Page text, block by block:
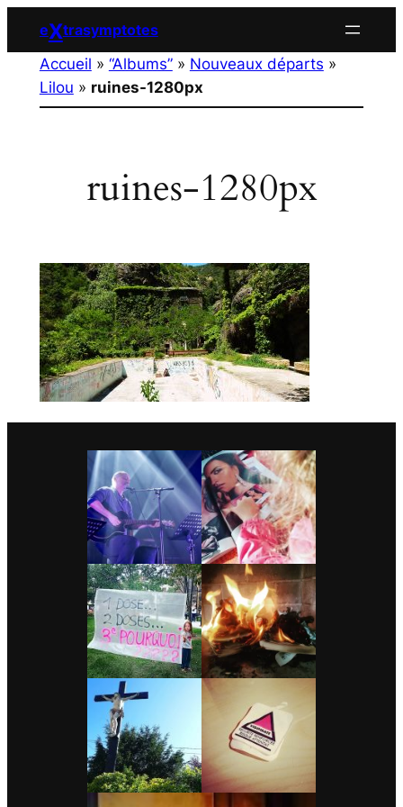
contenu
eXtrasymptotes
Accueil » “Albums”» Nouveaux départs »
Lilou » ruines-1280px
ruines-1280px